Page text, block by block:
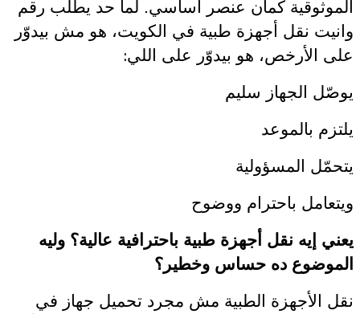
الموثوقية كمان عنصر أساسي. لما حد يطلب رقم
وانيت نقل أجهزة طبية في الكويت، هو مش بيدوّر
على الأرخص، هو بيدوّر على اللي:
يوصّل الجهاز سليم
يلتزم بالموعد
يتحمّل المسؤولية
ويتعامل باحترام ووضوح
يعني إيه نقل أجهزة طبية باحترافية عالية؟ وليه
الموضوع ده حساس وخطير؟
نقل الأجهزة الطبية مش مجرد تحميل جهاز في